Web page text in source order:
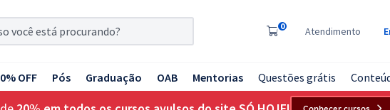
0 Atendimento
OFF Pós Graduação OAB Mentorias Questões grátis